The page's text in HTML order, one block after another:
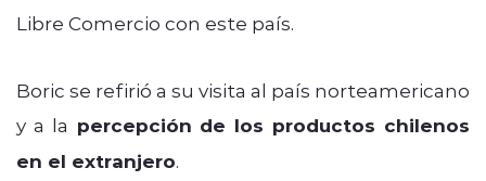
Libre Comercio con este país.
Boric se refirió a su visita al país norteamericano
y a la percepción de los productos chilenos
en el extranjero.